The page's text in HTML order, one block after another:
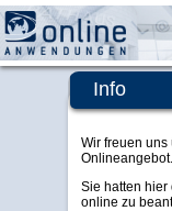
Info
Wir freuen uns
Onlineangebot.
Sie hatten hier
online zu